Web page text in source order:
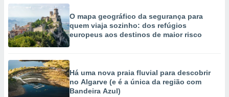
O mapa geográfico da segurança para
quem viaja sozinho: dos refúgios
europeus aos destinos de maior risco
Há uma nova praia fluvial para descobrir
no Algarve (e é a única da região com
Bandeira Azul)